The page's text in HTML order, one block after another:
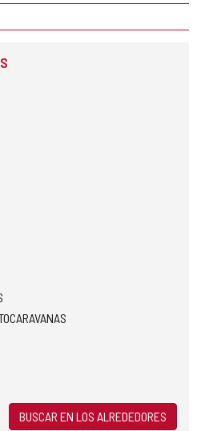
BUSCAR EN LOS ALREDEDORES